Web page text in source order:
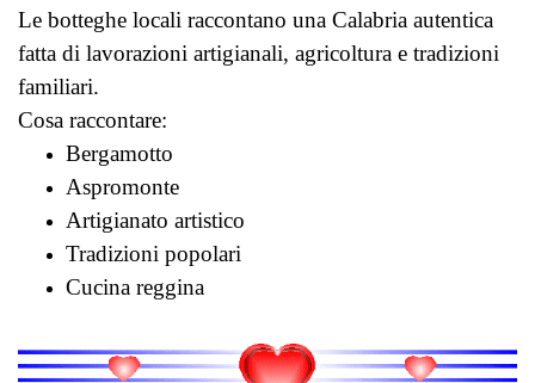
Le botteghe locali raccontano una Calabria autentica
fatta di lavorazioni artigianali, agricoltura e tradizioni
familiari.
Cosa raccontare:
Bergamotto
Aspromonte
Artigianato artistico
Tradizioni popolari
Cucina reggina